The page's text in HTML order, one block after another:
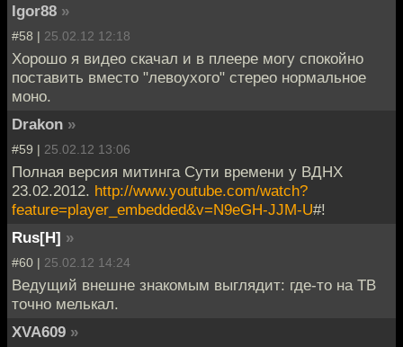
Igor88 »
#58 | 25.02.12 12:18
Хорошо я видео скачал и в плеере могу спокойно
поставить вместо "левоухого" стерео нормальное
моно.
Drakon »
#59 | 25.02.12 13:06
Полная версия митинга Сути времени у ВДНХ
23.02.2012. http://www.youtube.com/watch?
feature=player_embedded&v=N9eGH-JJM-U#!
Rus[H] »
#60 | 25.02.12 14:24
Ведущий внешне знакомым выглядит: где-то на ТВ
точно мелькал.
XVA609 »